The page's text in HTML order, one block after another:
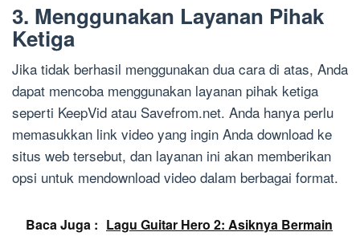
3. Menggunakan Layanan Pihak
Ketiga
Jika tidak berhasil menggunakan dua cara di atas, Anda
dapat mencoba menggunakan layanan pihak ketiga
seperti KeepVid atau Savefrom.net. Anda hanya perlu
memasukkan link video yang ingin Anda download ke
situs web tersebut, dan layanan ini akan memberikan
opsi untuk mendownload video dalam berbagai format.
Baca Juga : Lagu Guitar Hero 2: Asiknya Bermain